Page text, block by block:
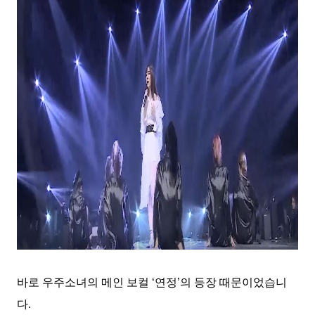
바로 우주소녀의 메인 보컬 ‘연정’의 등장 때문이었습니
다.